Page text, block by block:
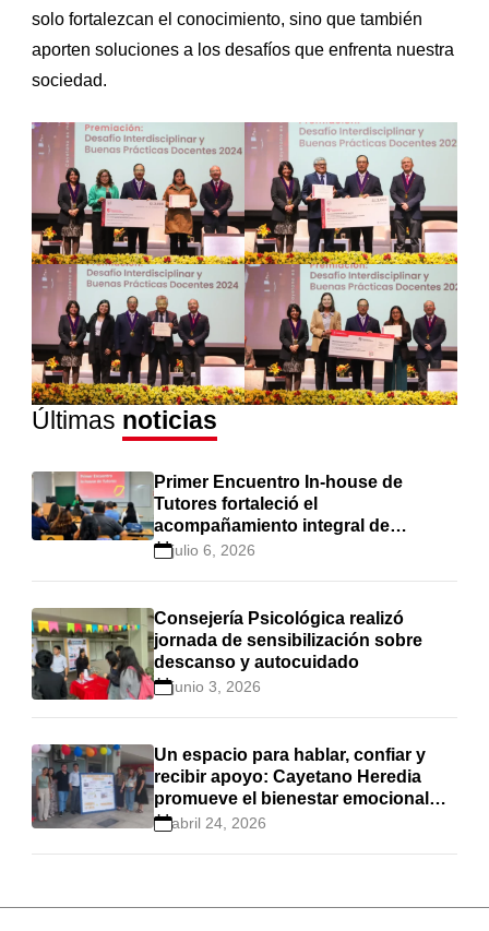
solo fortalezcan el conocimiento, sino que también
aporten soluciones a los desafíos que enfrenta nuestra
sociedad.
Últimas noticias
Primer Encuentro In-house de
Tutores fortaleció el
acompañamiento integral de
estudiantes en Cayetano Heredia
julio 6, 2026
Consejería Psicológica realizó
jornada de sensibilización sobre
descanso y autocuidado
junio 3, 2026
Un espacio para hablar, confiar y
recibir apoyo: Cayetano Heredia
promueve el bienestar emocional
estudiantil
abril 24, 2026